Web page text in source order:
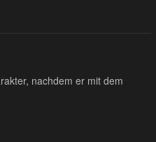
nachdem er mit dem